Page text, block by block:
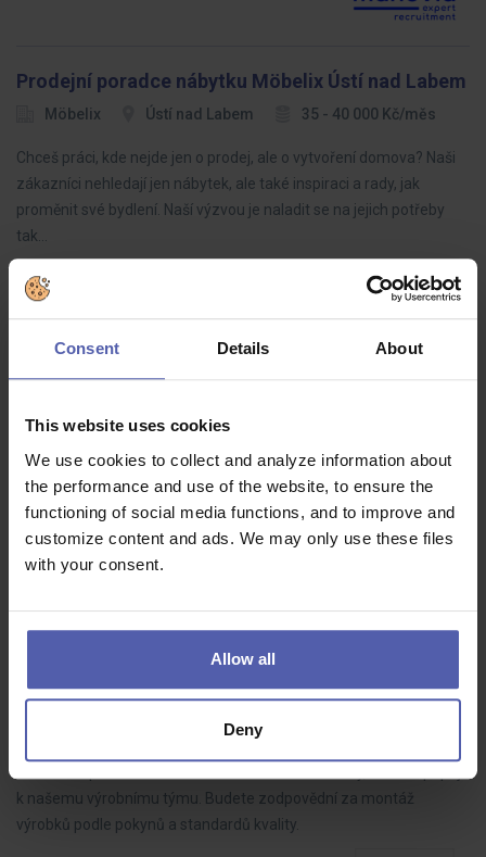
Consent Details About
This website uses cookies
We use cookies to collect and analyze information about
the performance and use of the website, to ensure the
functioning of social media functions, and to improve and
customize content and ads. We may only use these files
with your consent.
Allow all
Deny
Prodejní poradce nábytku Möbelix Ústí nad Labem
Möbelix Ústí nad Labem 35 - 40 000 Kč/měs
Chceš práci, kde nejde jen o prodej, ale o vytvoření domova? Naši
zákazníci nehledají jen nábytek, ale také inspiraci a rady, jak
proměnit své bydlení. Naší výzvou je naladit se na jejich potřeby
tak…
LEAN specialista (ž/m)
70 - 85 000 Kč/měs
Do našeho týmu hledáme LEAN technika, který bude aktivně
rozvíjet výrobní procesy, řídit zlepšovací projekty a spolupracovat s
kolegy napříč výrobou. Pokud máte analytické myšlení, dokážete
dotahovat…
Montážní dělník ve výrobě BEZ NOČNÍCH (M/Ž)
HOFMANN WIZARD
Nový Bydžov
k našemu výrobnímu týmu. Budete zodpovědní za montáž
výrobků podle pokynů a standardů kvality.